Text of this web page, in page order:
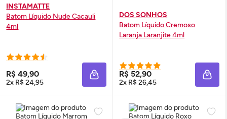
INSTAMATTE
Batom Líquido Nude Cacauli
4ml
R$ 49,90
2x R$ 24,95 ADICIONAR À SACOLA
DOS SONHOS
Batom Líquido Cremoso
Laranja Laranjite 4ml
R$ 52,90
2x R$ 26,45